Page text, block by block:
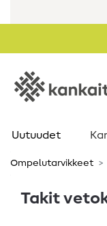
Uutuudet
Ompelutarvikkeet
Takit